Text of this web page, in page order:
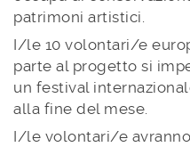
patrimoni artistici.
I/le 10 volontari/e
parte al progetto si
un festival
alla fine del mese.
I/le volontari/e